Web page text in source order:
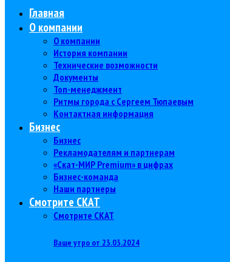
Главная
О компании
О компании
История компании
Технические возможности
Документы
Топ-менеджмент
Ритмы города с Сергеем Тюпаевым
Контактная информация
Бизнес
Бизнес
Рекламодателям и партнерам
«Скат-МИР Premium» в цифрах
Бизнес-команда
Наши партнеры
Смотрите СКАТ
Смотрите СКАТ
Ваше утро от 23.03.2024